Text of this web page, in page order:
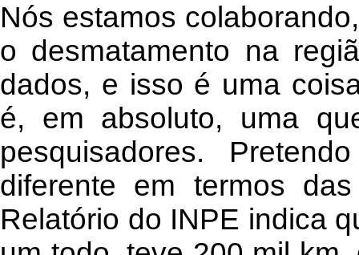
Nós estamos
o desmatamento na
dados, e isso é uma
é, em absoluto, uma
pesquisadores.
diferente em termos
Relatório do INPE indica